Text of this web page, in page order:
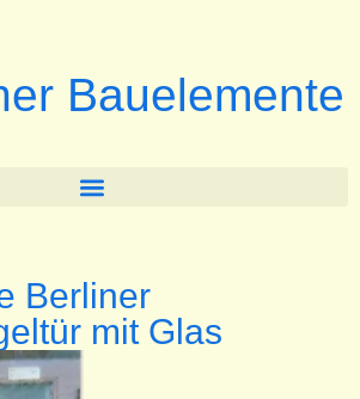
Bauelemente
Berliner
mit Glas